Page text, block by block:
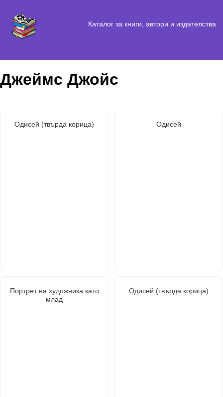
Каталог за книги, автори и издателства
Джеймс Джойс
Одисей (твърда корица) Одисей
Портрет на художника като
млад
Одисей (твърда корица)